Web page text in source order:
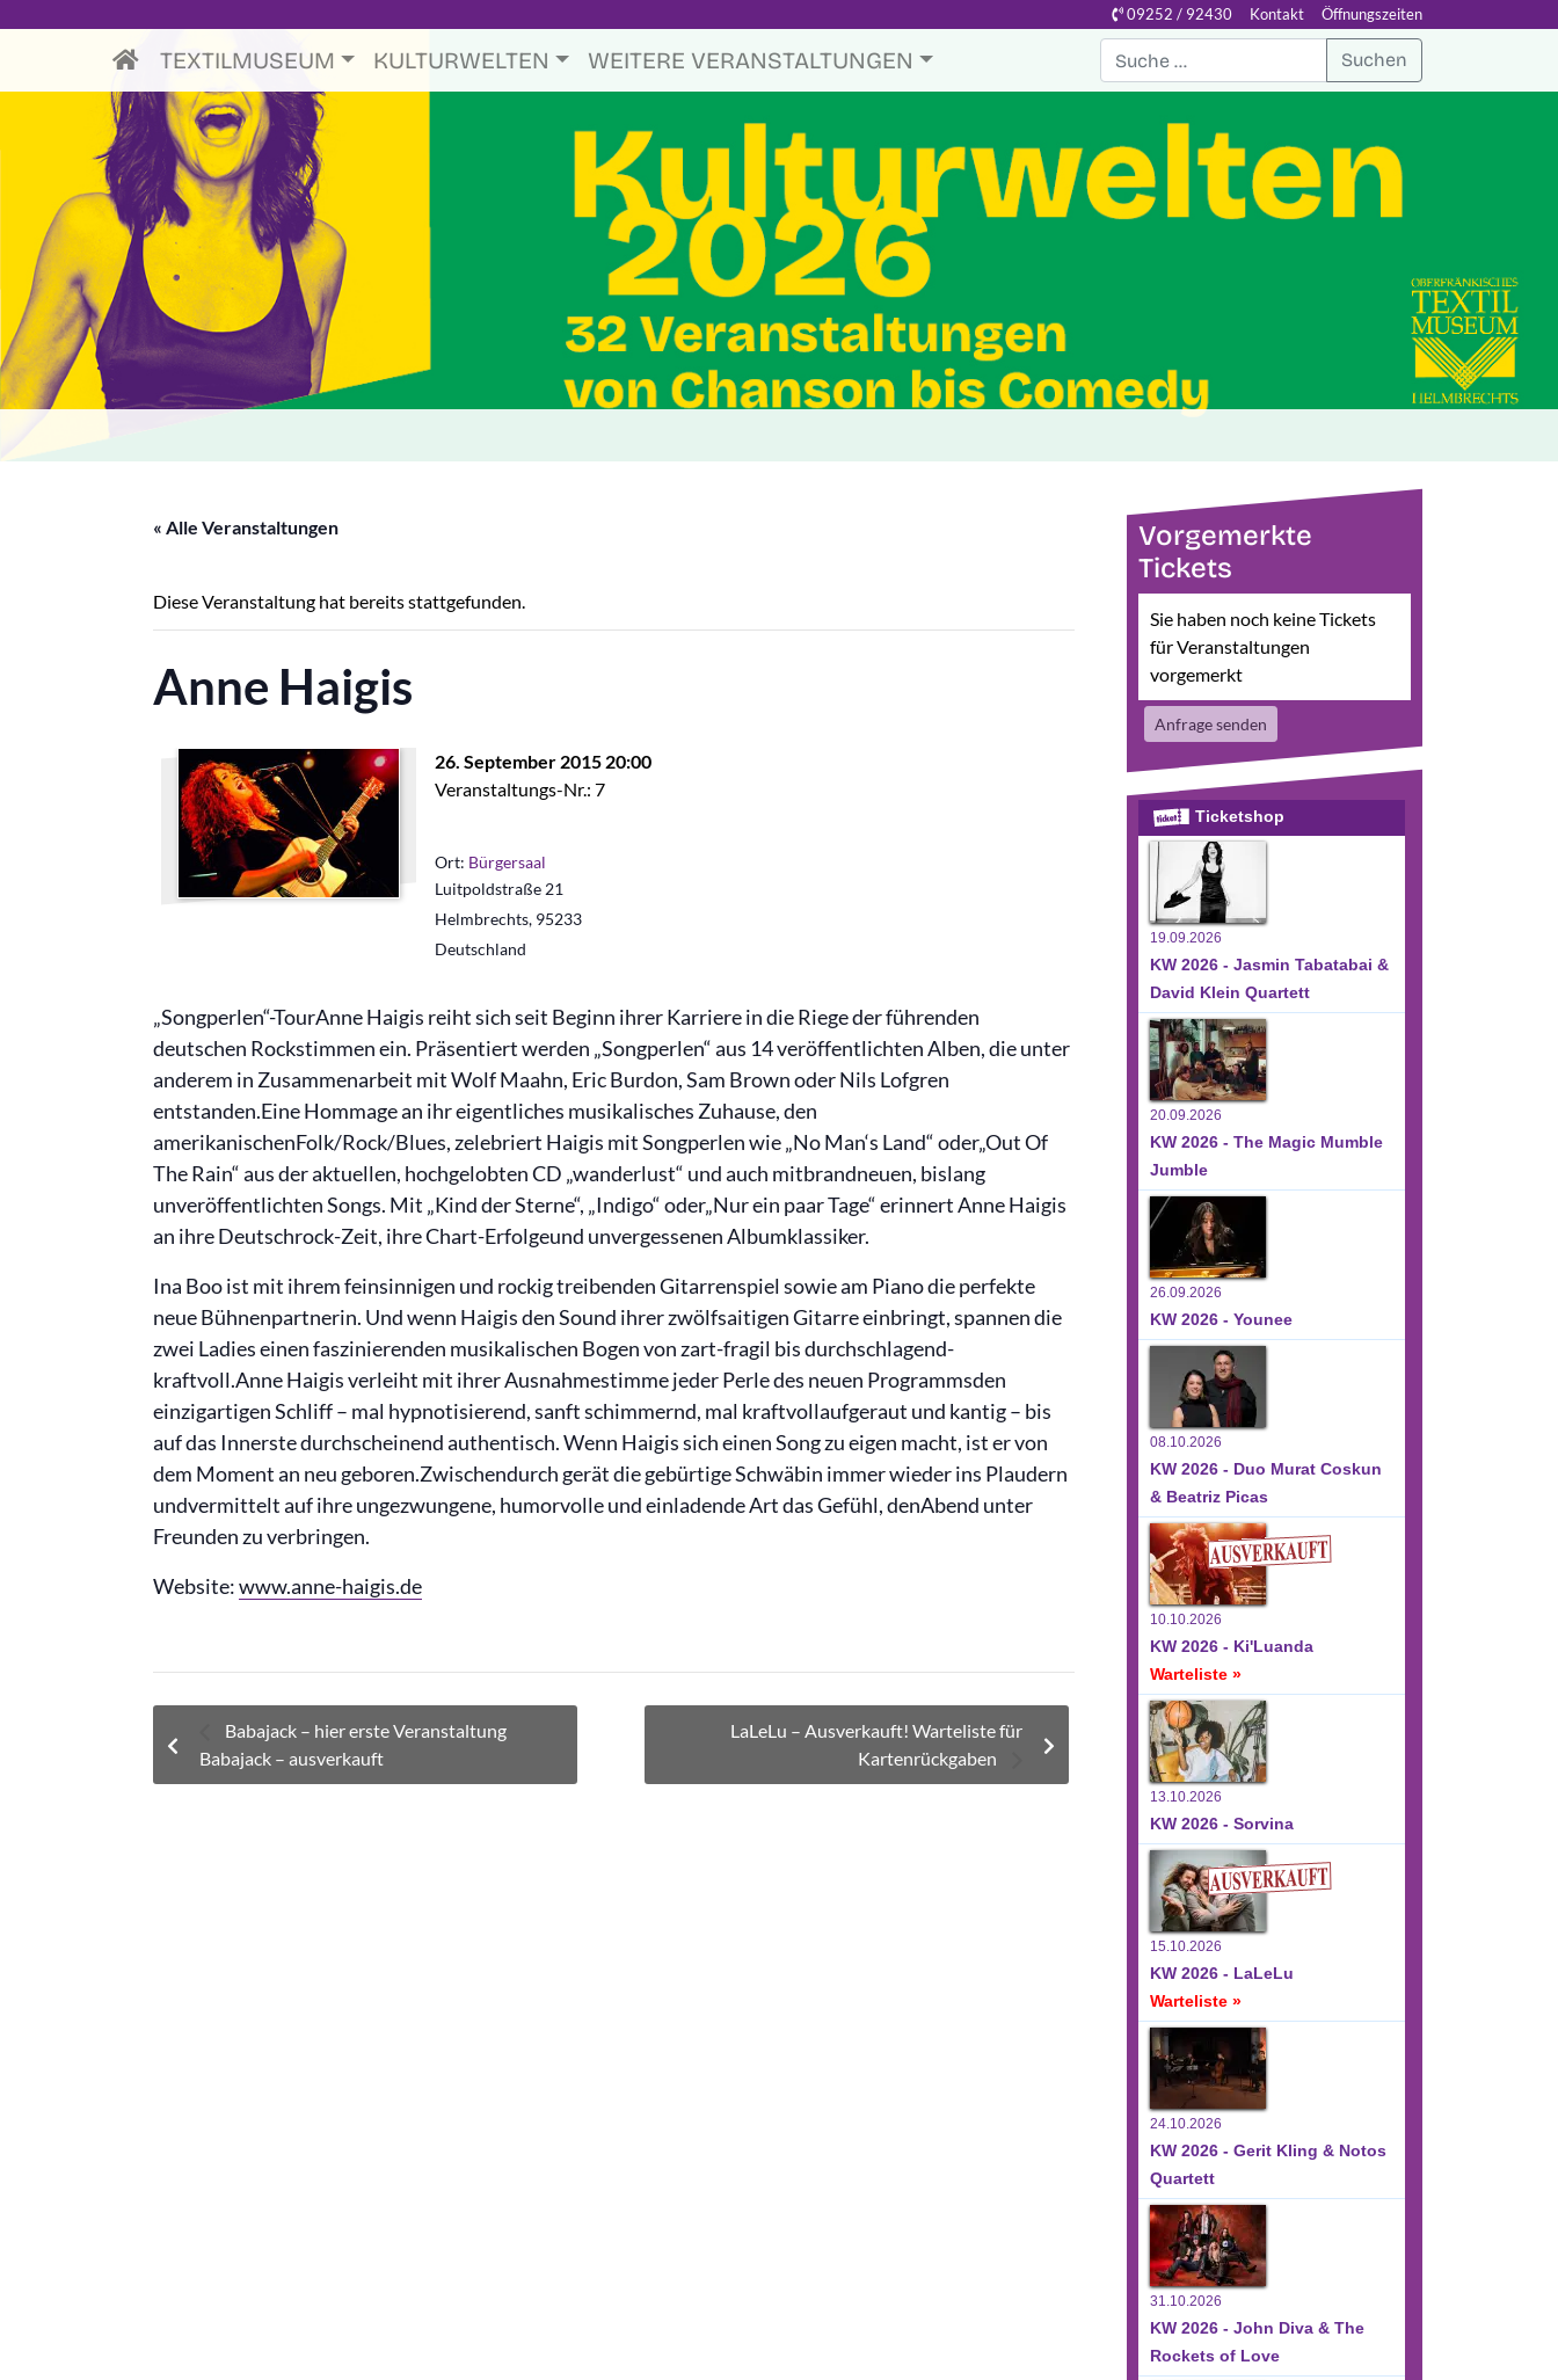
09252 / 92430 Kontakt Öffnungszeiten
TEXTILMUSEUM KULTURWELTEN WEITERE VERANSTALTUNGEN Suchen
« Alle Veranstaltungen
Diese Veranstaltung hat bereits stattgefunden.
Anne Haigis
26. September 2015 20:00
Veranstaltungs-Nr.: 7
Ort: Bürgersaal
Luitpoldstraße 21
Helmbrechts, 95233
Deutschland
„Songperlen“-TourAnne Haigis reiht sich seit Beginn ihrer Karriere in die Riege der führenden
deutschen Rockstimmen ein. Präsentiert werden „Songperlen“ aus 14 veröffentlichten Alben, die unter
anderem in Zusammenarbeit mit Wolf Maahn, Eric Burdon, Sam Brown oder Nils Lofgren
entstanden.Eine Hommage an ihr eigentliches musikalisches Zuhause, den
amerikanischenFolk/Rock/Blues, zelebriert Haigis mit Songperlen wie „No Man‘s Land“ oder„Out Of
The Rain“ aus der aktuellen, hochgelobten CD „wanderlust“ und auch mitbrandneuen, bislang
unveröffentlichten Songs. Mit „Kind der Sterne“, „Indigo“ oder„Nur ein paar Tage“ erinnert Anne Haigis
an ihre Deutschrock-Zeit, ihre Chart-Erfolgeund unvergessenen Albumklassiker.
Ina Boo ist mit ihrem feinsinnigen und rockig treibenden Gitarrenspiel sowie am Piano die perfekte
neue Bühnenpartnerin. Und wenn Haigis den Sound ihrer zwölfsaitigen Gitarre einbringt, spannen die
zwei Ladies einen faszinierenden musikalischen Bogen von zart-fragil bis durchschlagend-
kraftvoll.Anne Haigis verleiht mit ihrer Ausnahmestimme jeder Perle des neuen Programmsden
einzigartigen Schliff – mal hypnotisierend, sanft schimmernd, mal kraftvollaufgeraut und kantig – bis
auf das Innerste durchscheinend authentisch. Wenn Haigis sich einen Song zu eigen macht, ist er von
dem Moment an neu geboren.Zwischendurch gerät die gebürtige Schwäbin immer wieder ins Plaudern
undvermittelt auf ihre ungezwungene, humorvolle und einladende Art das Gefühl, denAbend unter
Freunden zu verbringen.
Website:www.anne-haigis.de
Babajack – hier erste Veranstaltung
Babajack – ausverkauft
LaLeLu – Ausverkauft! Warteliste für
Kartenrückgaben
Vorgemerkte
Tickets
Sie haben noch keine Tickets
für Veranstaltungen
vorgemerkt
Anfrage senden
Ticketshop
19.09.2026
KW 2026 - Jasmin Tabatabai &
David Klein Quartett
20.09.2026
KW 2026 - The Magic Mumble
Jumble
26.09.2026
KW 2026 - Younee
08.10.2026
KW 2026 - Duo Murat Coskun
& Beatriz Picas
10.10.2026
KW 2026 - Ki'Luanda
Warteliste »
13.10.2026
KW 2026 - Sorvina
15.10.2026
KW 2026 - LaLeLu
Warteliste »
24.10.2026
KW 2026 - Gerit Kling & Notos
Quartett
31.10.2026
KW 2026 - John Diva & The
Rockets of Love